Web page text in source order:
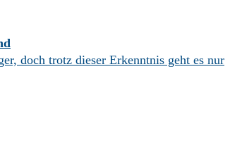
doch trotz dieser Erkenntnis geht es nur